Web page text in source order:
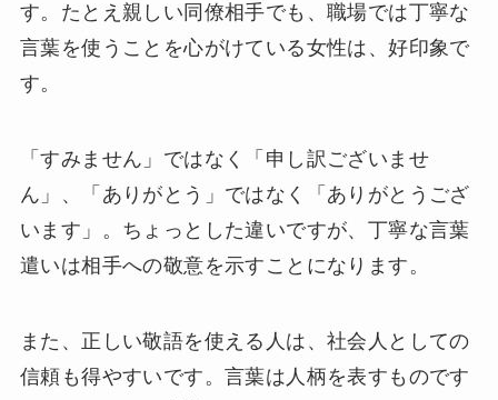
す。たとえ親しい同僚相手でも、職場では丁寧な
言葉を使うことを心がけている女性は、好印象で
す。
「すみません」ではなく「申し訳ございませ
ん」、「ありがとう」ではなく「ありがとうござ
います」。ちょっとした違いですが、丁寧な言葉
遣いは相手への敬意を示すことになります。
また、正しい敬語を使える人は、社会人としての
信頼も得やすいです。言葉は人柄を表すものです